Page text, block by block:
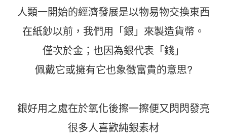
人類一開始的經濟發展是以物易物交換東西
在紙鈔以前，我們用「銀」來製造貨幣。
僅次於金；也因為銀代表「錢」
佩戴它或擁有它也象徵富貴的意思?
銀好用之處在於氧化後擦一擦便又閃閃發亮
很多人喜歡純銀素材